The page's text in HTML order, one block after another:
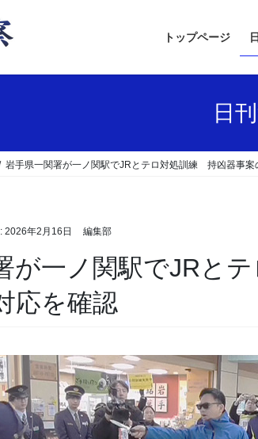
トップページ
日
岩手県一関署が一ノ関駅でJRとテロ対処訓練 持凶器事案
2026年2月16日 編集部
応を確認